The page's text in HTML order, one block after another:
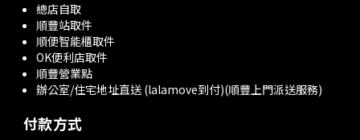
總店自取
順豐站取件
順便智能櫃取件
OK便利店取件
順豐營業點
辦公室/住宅地址直送 (lalamove到付)(順豐上門派送服務)
付款方式